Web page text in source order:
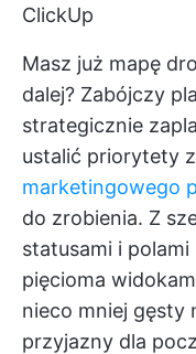
ClickUp
Masz już mapę
dalej? Zabójczy
strategicznie
ustalić priorytety
marketingowego
do zrobienia. Z
statusami i
pięcioma
nieco mniej gęsty
przyjazny dla